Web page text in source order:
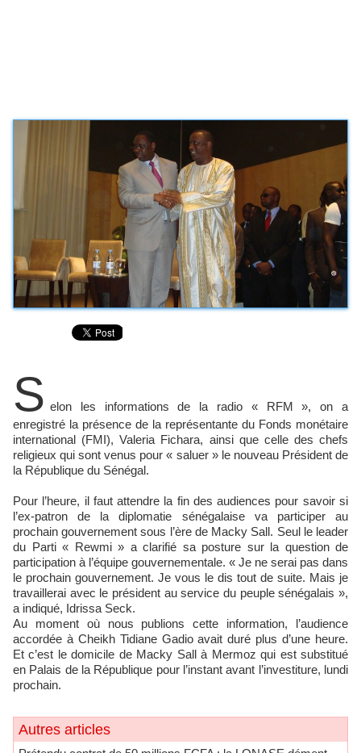
S elon les informations de la radio « RFM », on a
enregistré la présence de la représentante du Fonds monétaire
international (FMI), Valeria Fichara, ainsi que celle des chefs
religieux qui sont venus pour « saluer » le nouveau Président de
la République du Sénégal.
Pour l’heure, il faut attendre la fin des audiences pour savoir si
l’ex-patron de la diplomatie sénégalaise va participer au
prochain gouvernement sous l’ère de Macky Sall. Seul le leader
du Parti « Rewmi » a clarifié sa posture sur la question de
participation à l’équipe gouvernementale. « Je ne serai pas dans
le prochain gouvernement. Je vous le dis tout de suite. Mais je
travaillerai avec le président au service du peuple sénégalais »,
a indiqué, Idrissa Seck.
Au moment où nous publions cette information, l’audience
accordée à Cheikh Tidiane Gadio avait duré plus d’une heure.
Et c’est le domicile de Macky Sall à Mermoz qui est substitué
en Palais de la République pour l’instant avant l’investiture, lundi
prochain.
Autres articles